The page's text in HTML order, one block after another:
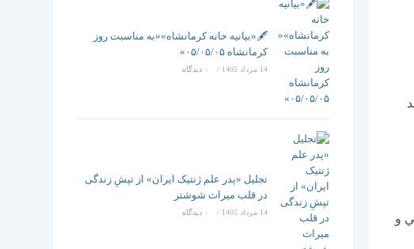
و
🖋️«بیانیه خانه کرمانشاه»«به مناسبت روز
کرمانشاه ۰۵/۰۵/۰۵»
14 مرداد 1405 / ۰ دیدگاه
تجلیل «پدر علم ژنتیک ایران» از تپشِ زندگی
در قلب میراث شوشتر
14 مرداد 1405 / ۰ دیدگاه